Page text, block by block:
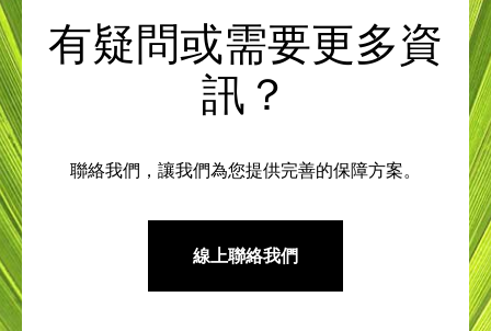
有疑問或需要更多資
訊？
聯絡我們，讓我們為您提供完善的保障方案。
線上聯絡我們